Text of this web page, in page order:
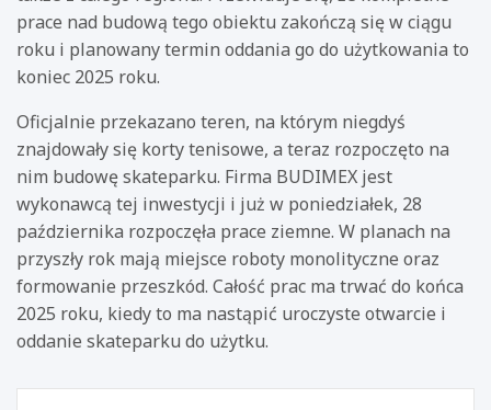
prace nad budową tego obiektu zakończą się w ciągu
roku i planowany termin oddania go do użytkowania to
koniec 2025 roku.
Oficjalnie przekazano teren, na którym niegdyś
znajdowały się korty tenisowe, a teraz rozpoczęto na
nim budowę skateparku. Firma BUDIMEX jest
wykonawcą tej inwestycji i już w poniedziałek, 28
października rozpoczęła prace ziemne. W planach na
przyszły rok mają miejsce roboty monolityczne oraz
formowanie przeszkód. Całość prac ma trwać do końca
2025 roku, kiedy to ma nastąpić uroczyste otwarcie i
oddanie skateparku do użytku.